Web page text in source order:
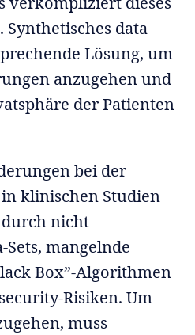
data
Lösung, um
anzugehen und
der Patienten
bei der
klinischen Studien
nicht
mangelnde
Box”-Algorithmen
Risiken. Um
muss